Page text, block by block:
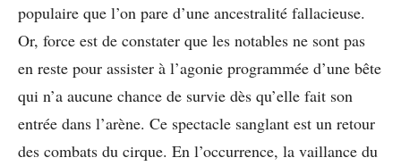
populaire que l’on pare d’une ancestralité fallacieuse.
Or, force est de constater que les notables ne sont pas
en reste pour assister à l’agonie programmée d’une bête
qui n’a aucune chance de survie dès qu’elle fait son
entrée dans l’arène. Ce spectacle sanglant est un retour
des combats du cirque. En l’occurrence, la vaillance du